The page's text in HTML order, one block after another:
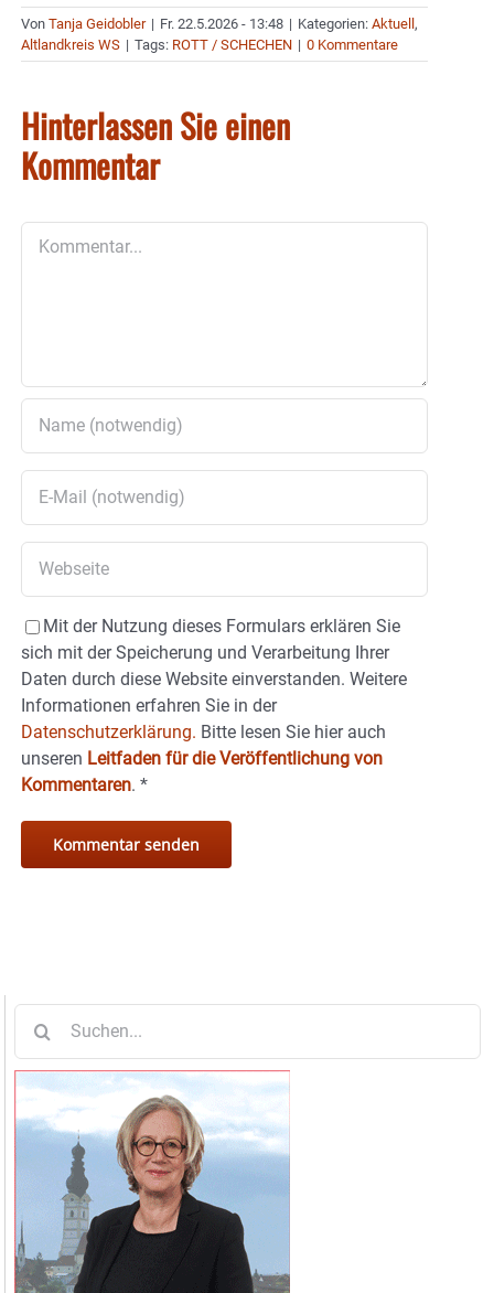
Von Tanja Geidobler | Fr. 22.5.2026 - 13:48 | Kategorien: Aktuell,
Altlandkreis WS | Tags: ROTT / SCHECHEN | 0 Kommentare
Hinterlassen Sie einen
Kommentar
Mit der Nutzung dieses Formulars erklären Sie
sich mit der Speicherung und Verarbeitung Ihrer
Daten durch diese Website einverstanden. Weitere
Informationen erfahren Sie in der
Datenschutzerklärung. Bitte lesen Sie hier auch
unseren Leitfaden für die Veröffentlichung von
Kommentaren. *
nach: